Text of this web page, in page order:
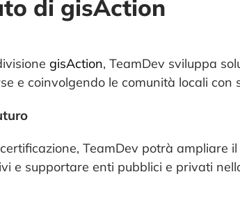
di gisAction
gisAction, TeamDev sviluppa
e coinvolgendo le comunità locali
TeamDev potrà ampliare
e supportare enti pubblici e privati